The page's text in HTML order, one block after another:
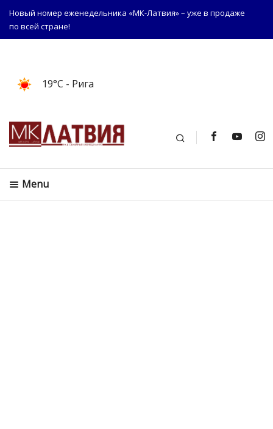
Новый номер еженедельника «МК-Латвия» – уже в продаже
по всей стране!
19°C - Рига
Поиск
Menu